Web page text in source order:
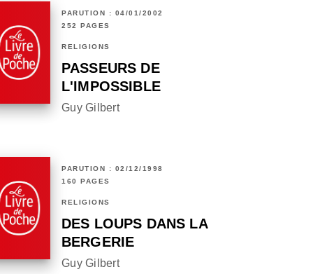
PARUTION : 04/01/2002
252 PAGES
RELIGIONS
PASSEURS DE
L'IMPOSSIBLE
Guy Gilbert
PARUTION : 02/12/1998
160 PAGES
RELIGIONS
DES LOUPS DANS LA
BERGERIE
Guy Gilbert